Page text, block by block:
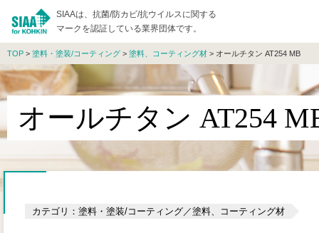
SIAAは、抗菌/防カビ/抗ウイルスに関する
マークを認証している業界団体です。
TOP > 塗料・塗装/コーティング > 塗料、コーティング材 > オールチタン AT254 MB
オールチタン AT254
カテゴリ：塗料・塗装/コーティング／塗料、コーティング材